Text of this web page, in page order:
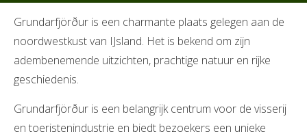
Grundarfjörður is een charmante plaats gelegen aan de
noordwestkust van IJsland. Het is bekend om zijn
adembenemende uitzichten, prachtige natuur en rijke
geschiedenis.
Grundarfjörður is een belangrijk centrum voor de visserij
en toeristenindustrie en biedt bezoekers een unieke